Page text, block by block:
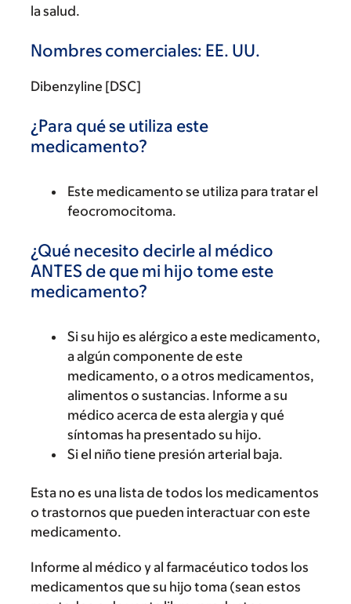
la salud.
Nombres comerciales: EE. UU.
Dibenzyline [DSC]
¿Para qué se utiliza este
medicamento?
Este medicamento se utiliza para tratar el
feocromocitoma.
¿Qué necesito decirle al médico
ANTES de que mi hijo tome este
medicamento?
Si su hijo es alérgico a este medicamento,
a algún componente de este
medicamento, o a otros medicamentos,
alimentos o sustancias. Informe a su
médico acerca de esta alergia y qué
síntomas ha presentado su hijo.
Si el niño tiene presión arterial baja.
Esta no es una lista de todos los medicamentos
o trastornos que pueden interactuar con este
medicamento.
Informe al médico y al farmacéutico todos los
medicamentos que su hijo toma (sean estos